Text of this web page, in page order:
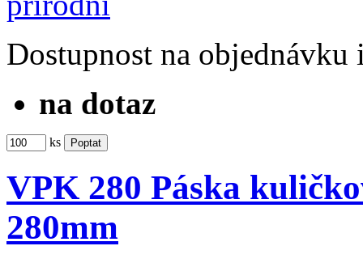
Dostupnost na objednávku
na dotaz
ks
VPK 280 Páska
280mm